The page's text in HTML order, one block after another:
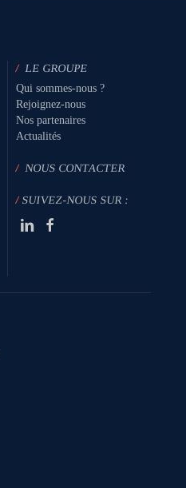
/ LE GROUPE
Qui sommes-nous ?
Rejoignez-nous
Nos partenaires
Actualités
/NOUS CONTACTER
/SUIVEZ-NOUS SUR :